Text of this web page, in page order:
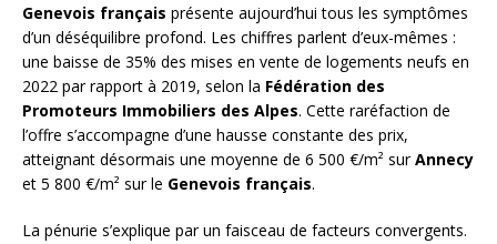
Genevois français présente aujourd’hui tous les symptômes
d’un déséquilibre profond. Les chiffres parlent d’eux-mêmes :
une baisse de 35% des mises en vente de logements neufs en
2022 par rapport à 2019, selon la Fédération des
Promoteurs Immobiliers des Alpes. Cette raréfaction de
l’offre s’accompagne d’une hausse constante des prix,
atteignant désormais une moyenne de 6 500 €/m² surAnnecy
et 5 800 €/m² sur le Genevois français.
La pénurie s’explique par un faisceau de facteurs convergents.